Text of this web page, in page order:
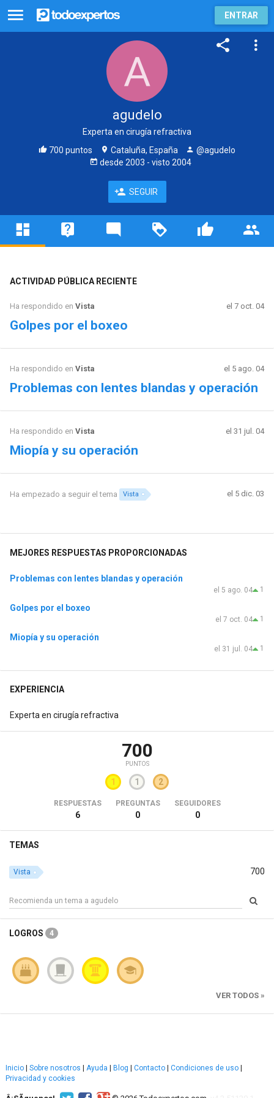
ENTRAR
agudelo
Experta en cirugía refractiva
700 puntos
Cataluña, España
@agudelo
desde 2003 - visto 2004
SEGUIR
ACTIVIDAD PÚBLICA RECIENTE
Ha respondido en Vista el 7 oct. 04
Golpes por el boxeo
Ha respondido en Vista el 5 ago. 04
Problemas con lentes blandas y operación
Ha respondido en Vista el 31 jul. 04
Miopía y su operación
Ha empezado a seguir el tema Vista el 5 dic. 03
MEJORES RESPUESTAS PROPORCIONADAS
Problemas con lentes blandas y operación
1
el 5 ago. 04
Golpes por el boxeo
1
el 7 oct. 04
Miopía y su operación
1
el 31 jul. 04
EXPERIENCIA
Experta en cirugía refractiva
700
PUNTOS
1 1 2
RESPUESTAS
6
PREGUNTAS
0
SEGUIDORES
0
TEMAS
700
Vista
LOGROS 4
VER TODOS »
Inicio | Sobre nosotros | Ayuda | Blog | Contacto | Condiciones de uso |
Privacidad y cookies